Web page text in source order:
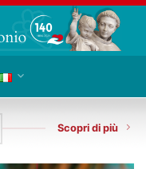
Scopri di più